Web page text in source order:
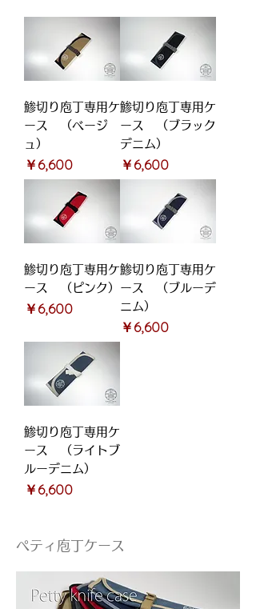
鯵切り庖丁専用ケ
ース （ベージ
ュ）
価格
￥6,600
鯵切り庖丁専用ケ
ース （ブラック
デニム）
価格
￥6,600
鯵切り庖丁専用ケ
ース （ピンク）
価格
￥6,600
鯵切り庖丁専用ケ
ース （ブルーデ
ニム）
価格
￥6,600
鯵切り庖丁専用ケ
ース （ライトブ
ルーデニム）
価格
￥6,600
ペティ庖丁ケース